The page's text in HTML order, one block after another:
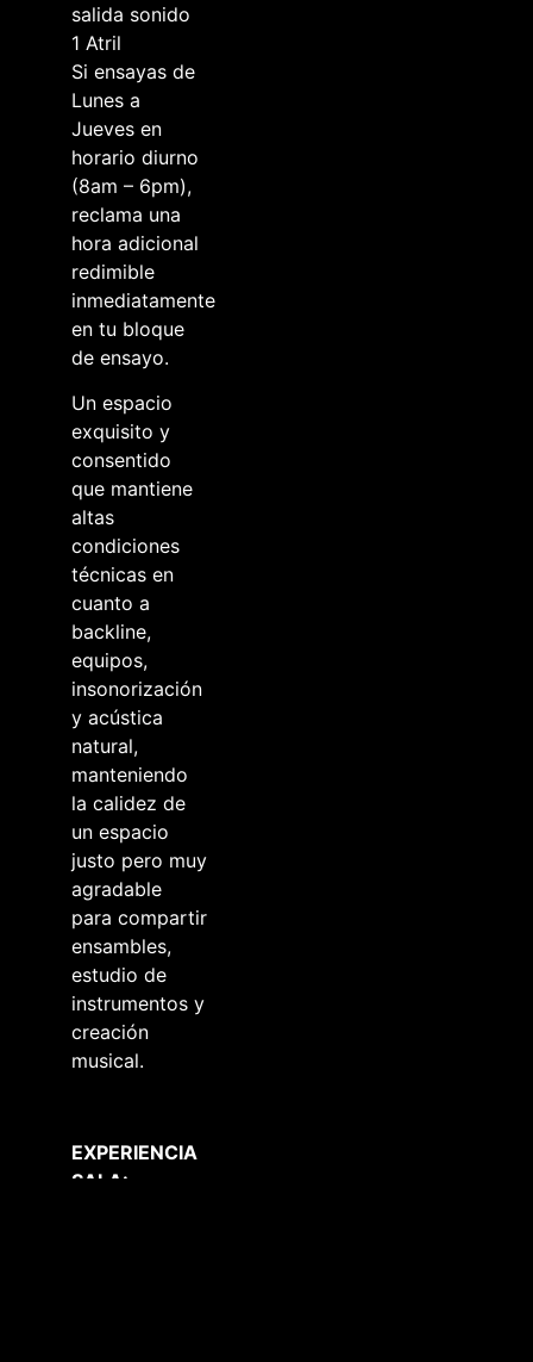
salida sonido
1 Atril
Si ensayas de
Lunes a
Jueves en
horario diurno
(8am – 6pm),
reclama una
hora adicional
redimible
inmediatamente
en tu bloque
de ensayo.
Un espacio
exquisito y
consentido
que mantiene
altas
condiciones
técnicas en
cuanto a
backline,
equipos,
insonorización
y acústica
natural,
manteniendo
la calidez de
un espacio
justo pero muy
agradable
para compartir
ensambles,
estudio de
instrumentos y
creación
musical.
EXPERIENCIA
SALA: